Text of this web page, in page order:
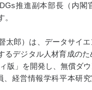
推進副本部長（内閣
太郎）は、データサイ
デジタル人材育成の
」を開発し、無償ダ
経営情報学科平本研